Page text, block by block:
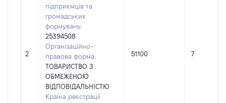
2
підприємців та
громадських
формувань:
25394508
Організаційно-
правова форма:
ТОВАРИСТВО З
ОБМЕЖЕНОЮ
ВІДПОВІДАЛЬНІСТЮ
Країна реєстрації
51100 7